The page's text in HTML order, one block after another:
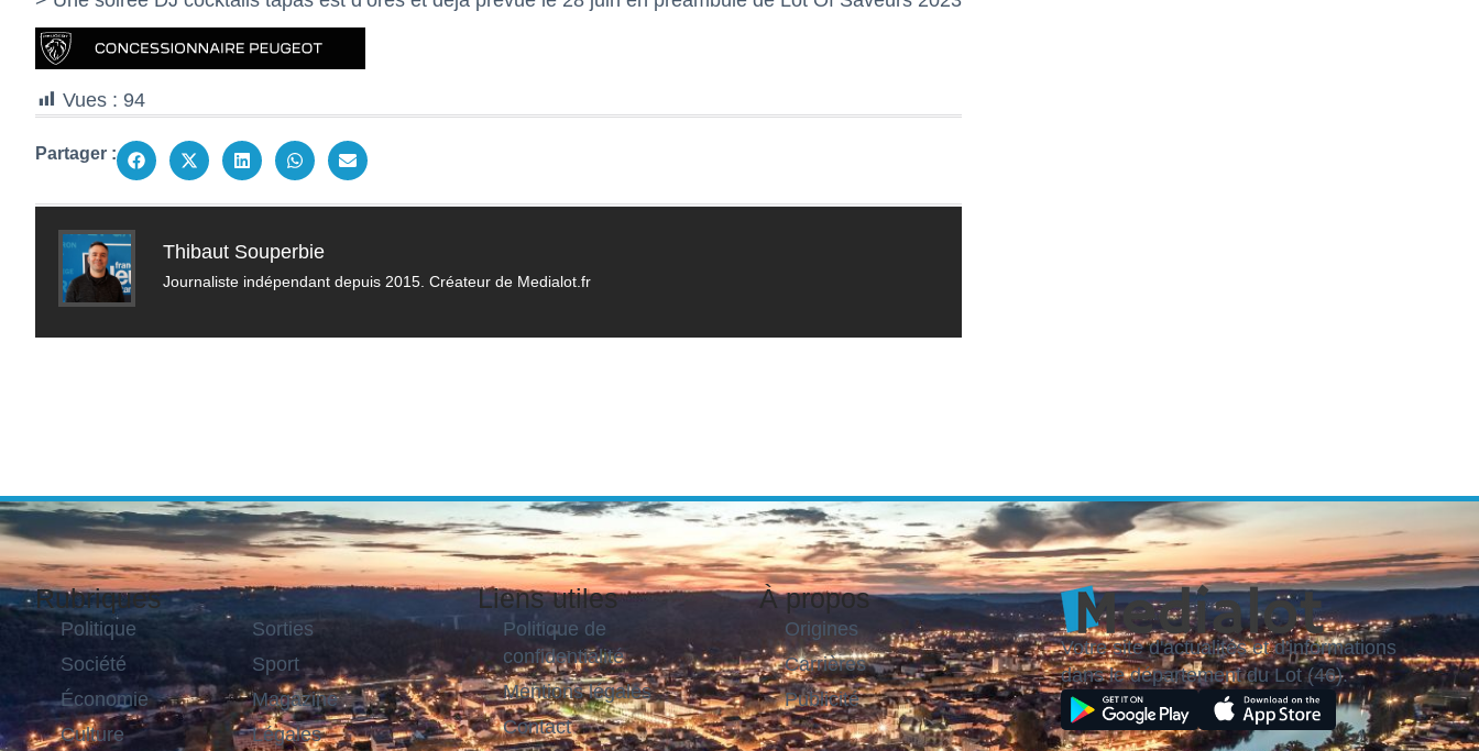
Vues : 94
Partager :
Thibaut Souperbie
Journaliste indépendant depuis 2015. Créateur de Medialot.fr
Rubriques
Politique
Société
Économie
Culture
Sorties
Sport
Magazine
Légales
Liens utiles
Politique de
confidentialité
Mentions légales
Contact
À propos
Origines
Carrières
Publicité
Votre site d'actualités et d'informations
dans le département du Lot (46).